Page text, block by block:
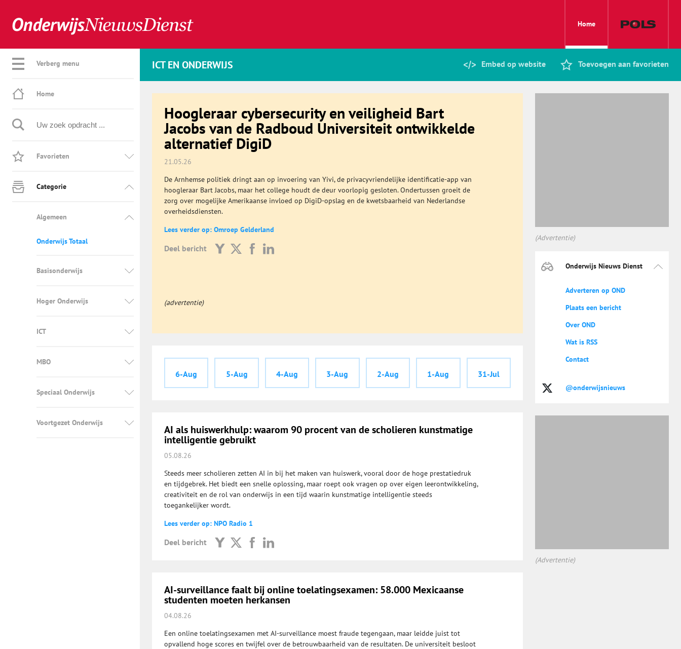
Home
Verberg menu
Home
Favorieten
Categorie
Algemeen
Onderwijs Totaal
Basisonderwijs
Hoger Onderwijs
ICT
MBO
Speciaal Onderwijs
Voortgezet Onderwijs
ICT EN ONDERWIJS Embed op website Toevoegen aan favorieten
Hoogleraar cybersecurity en veiligheid Bart
Jacobs van de Radboud Universiteit ontwikkelde
alternatief DigiD
21.05.26
De Arnhemse politiek dringt aan op invoering van Yivi, de privacyvriendelijke identificatie-app van
hoogleraar Bart Jacobs, maar het college houdt de deur voorlopig gesloten. Ondertussen groeit de
zorg over mogelijke Amerikaanse invloed op DigiD-opslag en de kwetsbaarheid van Nederlandse
overheidsdiensten.
Lees verder op: Omroep Gelderland
Deel bericht
(advertentie)
6-Aug 5-Aug 4-Aug 3-Aug 2-Aug 1-Aug 31-Jul
AI als huiswerkhulp: waarom 90 procent van de scholieren kunstmatige
intelligentie gebruikt
05.08.26
Steeds meer scholieren zetten AI in bij het maken van huiswerk, vooral door de hoge prestatiedruk
en tijdgebrek. Het biedt een snelle oplossing, maar roept ook vragen op over eigen leerontwikkeling,
creativiteit en de rol van onderwijs in een tijd waarin kunstmatige intelligentie steeds
toegankelijker wordt.
Lees verder op: NPO Radio 1
Deel bericht
AI-surveillance faalt bij online toelatingsexamen: 58.000 Mexicaanse
studenten moeten herkansen
04.08.26
Een online toelatingsexamen met AI-surveillance moest fraude tegengaan, maar leidde juist tot
opvallend hoge scores en twijfel over de betrouwbaarheid van de resultaten. De universiteit besloot
(Advertentie)
Onderwijs Nieuws Dienst
Adverteren op OND
Plaats een bericht
Over OND
Wat is RSS
Contact
@onderwijsnieuws
(Advertentie)